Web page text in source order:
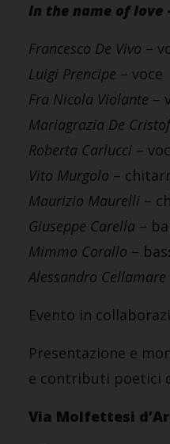
In the name of love
Francesco De Vivo –
Luigi Prencipe – voce
Fra Nicola Violante –
Mariagrazia De
Roberta Carlucci –
Vito Murgolo –
Maurizio Maurelli –
Giuseppe Carella –
Mimmo Corallo –
Alessandro Cellamare
Evento in
Presentazione e
e contributi poetici
Via Molfettesi